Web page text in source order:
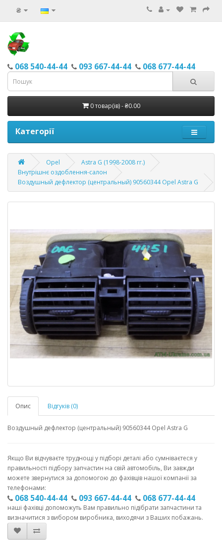
₴
068 540-44-44 093 667-44-44 068 677-44-44
0 товар(ів) - ₴0.00
Категорії
Opel
Astra G (1998-2008 гг.)
Внутрішнє оздоблення-салон
Воздушный дефлектор (центральный) 90560344 Opel Astra G
Опис Відгуків (0)
Воздушный дефлектор (центральный) 90560344 Opel Astra G
Якщо Ви відчуваєте труднощі у підборі деталі або сумніваєтеся у
правильності підбору запчастин на свій автомобіль, Ви завжди
можете звернутися за допомогою до фахівців нашої компанії за
телефонами:
068 540-44-44 093 667-44-44 068 677-44-44
наші фахівці допоможуть Вам правильно підібрати запчастини та
визначитися з вибором виробника, виходячи з Ваших побажань.